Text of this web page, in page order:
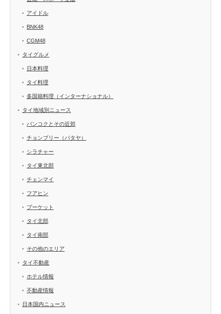
アイドル
BNK48
CGM48
タイグルメ
日本料理
タイ料理
多国籍料理（インターナショナル）
タイ地域別ニュース
バンコクとその近郊
チョンブリー（パタヤ）
シラチャー
タイ東北部
チェンマイ
フアヒン
プーケット
タイ北部
タイ南部
その他のエリア
タイ不動産
ホテル情報
不動産情報
日本国内ニュース